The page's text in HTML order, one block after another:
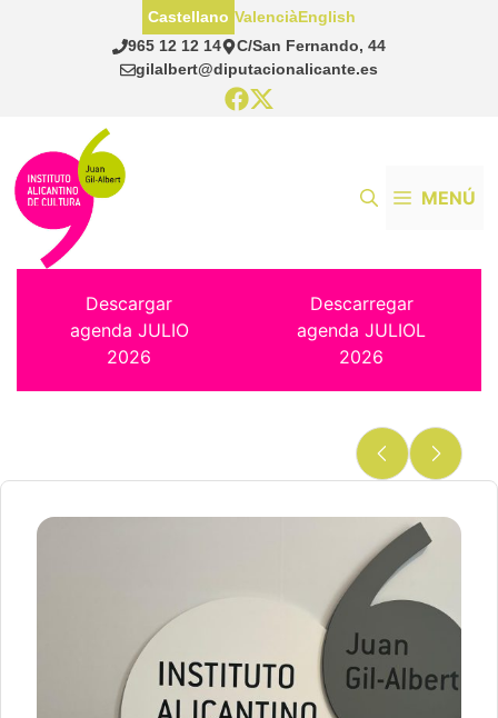
965 12 12 14
C/San Fernando, 44
gilalbert@diputacionalicante.es
Castellano ValenciàEnglish
MENÚ
Descargar
agenda JULIO
2026
Descarregar
agenda JULIOL
2026